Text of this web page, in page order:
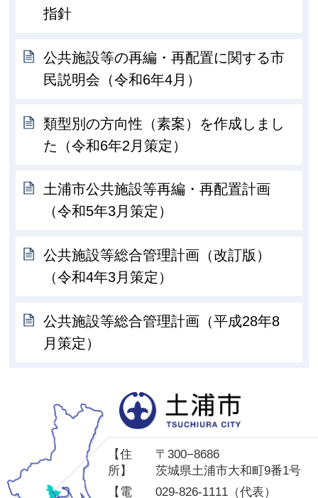
指針
公共施設等の再編・再配置に関する市
民説明会（令和6年4月）
類型別の方向性（素案）を作成しまし
た（令和6年2月策定）
土浦市公共施設等再編・再配置計画
（令和5年3月策定）
公共施設等総合管理計画（改訂版）
（令和4年3月策定）
公共施設等総合管理計画（平成28年8
月策定）
【住
所】
〒300−8686
茨城県土浦市大和町9番1号
【電
029-826-1111（代表）